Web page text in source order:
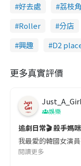
好去處 荔枝角
Roller
分店
興趣
D2
更多真實評價
娛樂
追劇日常🎬 殺手媽
我最愛的韓國女演
閱讀更多